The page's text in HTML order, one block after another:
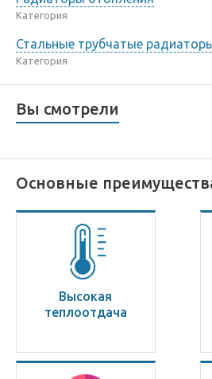
Категория
Стальные трубчатые
Категория
Вы смотрели
Основные
Высокая
теплоотдача